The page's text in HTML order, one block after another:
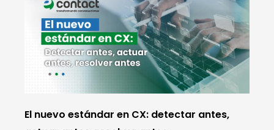
El nuevo estándar en CX: detectar antes,